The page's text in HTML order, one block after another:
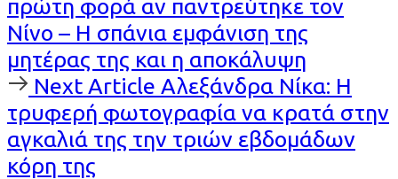
πρώτη φορά αν παντρεύτηκε τον
Νίνο – Η σπάνια εμφάνιση της
μητέρας της και η αποκάλυψη
Next
Article
Next Article Αλεξάνδρα Νίκα: Η
τρυφερή φωτογραφία να κρατά στην
αγκαλιά της την τριών εβδομάδων
κόρη της